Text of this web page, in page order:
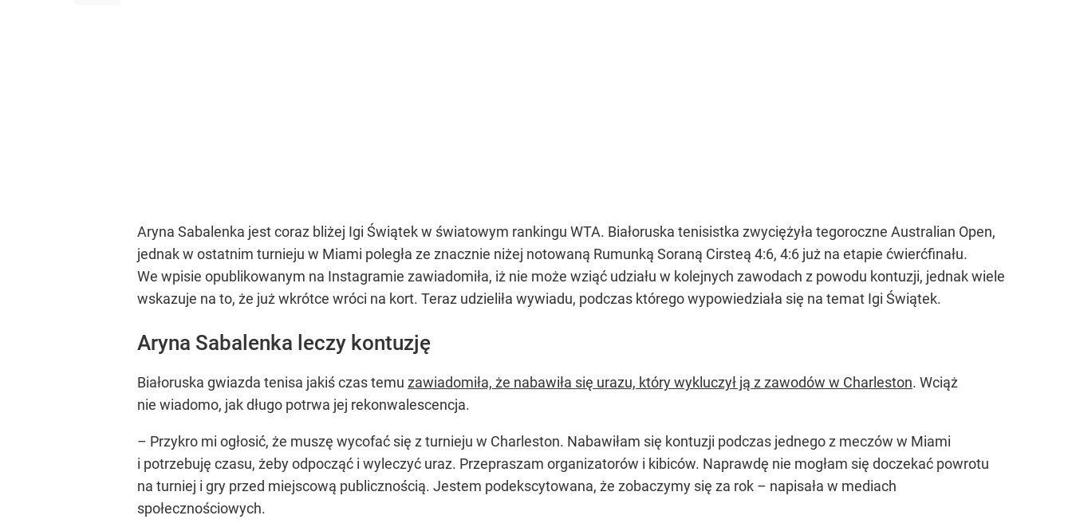
Aryna Sabalenka jest coraz bliżej Igi Świątek w światowym rankingu WTA. Białoruska tenisistka zwyciężyła tegoroczne Australian Open,
jednak w ostatnim turnieju w Miami poległa ze znacznie niżej notowaną Rumunką Soraną Cirsteą 4:6, 4:6 już na etapie ćwierćfinału.
We wpisie opublikowanym na Instagramie zawiadomiła, iż nie może wziąć udziału w kolejnych zawodach z powodu kontuzji, jednak wiele
wskazuje na to, że już wkrótce wróci na kort. Teraz udzieliła wywiadu, podczas którego wypowiedziała się na temat Igi Świątek.
Aryna Sabalenka leczy kontuzję
Białoruska gwiazda tenisa jakiś czas temu zawiadomiła, że nabawiła się urazu, który wykluczył ją z zawodów w Charleston. Wciąż
nie wiadomo, jak długo potrwa jej rekonwalescencja.
– Przykro mi ogłosić, że muszę wycofać się z turnieju w Charleston. Nabawiłam się kontuzji podczas jednego z meczów w Miami
i potrzebuję czasu, żeby odpocząć i wyleczyć uraz. Przepraszam organizatorów i kibiców. Naprawdę nie mogłam się doczekać powrotu
na turniej i gry przed miejscową publicznością. Jestem podekscytowana, że zobaczymy się za rok – napisała w mediach
społecznościowych.